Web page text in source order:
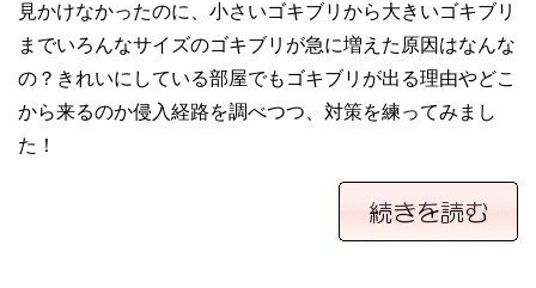
見かけなかったのに、小さいゴキブリから大きいゴキブリ
までいろんなサイズのゴキブリが急に増えた原因はなんな
の？きれいにしている部屋でもゴキブリが出る理由やどこ
から来るのか侵入経路を調べつつ、対策を練ってみまし
た！